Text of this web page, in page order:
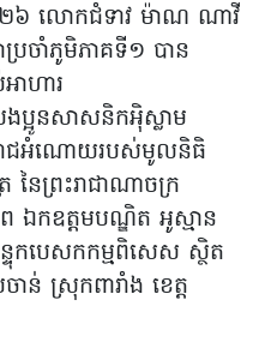
០២៦ លោកជំទាវ ម៉ាណ ណាវី
រចាំភូមិភាគទី១ បាន
ាហារ
ប្អូនសាសនិកអ៉ិស្លាម
រាជអំណោយរបស់មូលនិធិ
ៃព្រះរាជាណាចក្រ
ឯកឧត្ដមបណ្ឌិត អូស្មាន
ទុកបេសកកម្មពិសេស ស្ថិត
ស្រុកពារាំង ខេត្ត